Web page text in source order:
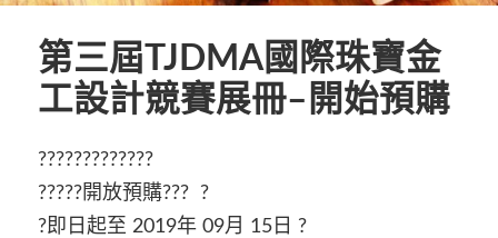
第三屆TJDMA國際珠寶金
工設計競賽展冊–開始預購
?????????????
?????開放預購??? ?
?即日起至 2019年 09月 15日 ?